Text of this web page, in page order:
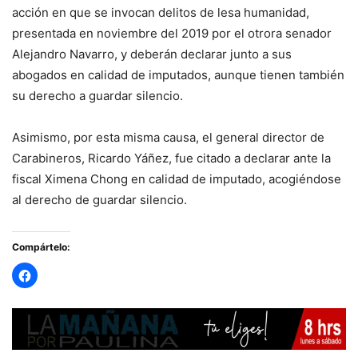
acción en que se invocan delitos de lesa humanidad,
presentada en noviembre del 2019 por el otrora senador
Alejandro Navarro, y deberán declarar junto a sus
abogados en calidad de imputados, aunque tienen también
su derecho a guardar silencio.
Asimismo, por esta misma causa, el general director de
Carabineros, Ricardo Yáñez, fue citado a declarar ante la
fiscal Ximena Chong en calidad de imputado, acogiéndose
al derecho de guardar silencio.
Compártelo: